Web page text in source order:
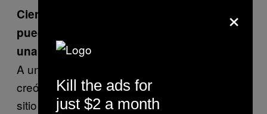
Cierto. Todo un archivo de material digital
puede desaparecer si está guardado en
una plataforma que desaparece.
A un amigo se le murió un familiar. La familia
creó un libro de condolencias en línea
sitio donde las personas podían escribir
×
Kill the ads for
just $2 a month